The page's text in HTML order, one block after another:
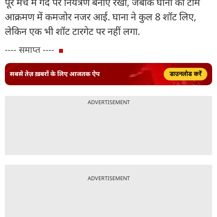
आक्रमण में कमजोर नजर आई. घाना ने कुल 8 शॉट लिए,
लेकिन एक भी शॉट टारगेट पर नहीं लगा.
---- समाप्त ----
सबसे तेज़ ख़बरों के लिए आजतक ऐप डाउनलोड करें
ADVERTISEMENT
ADVERTISEMENT